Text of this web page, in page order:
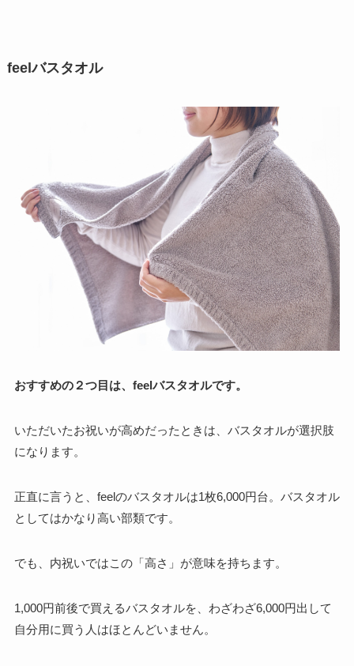
feelバスタオル
おすすめの２つ目は、feelバスタオルです。
いただいたお祝いが高めだったときは、バスタオルが選択肢
になります。
正直に言うと、feelのバスタオルは1枚6,000円台。バスタオル
としてはかなり高い部類です。
でも、内祝いではこの「高さ」が意味を持ちます。
1,000円前後で買えるバスタオルを、わざわざ6,000円出して
自分用に買う人はほとんどいません。